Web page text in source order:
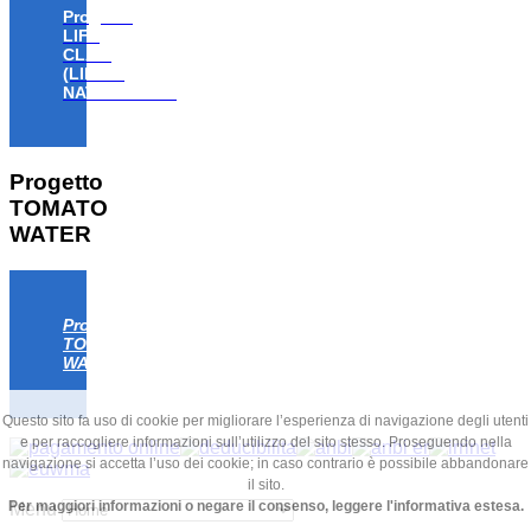
Progetto
LIFE
CLAW
(LIFE18
NAT/IT/000806)
Progetto
TOMATO
WATER
Progetto
TOMATO
WATER
Menu
Questo sito fa uso di cookie per migliorare l’esperienza di navigazione degli utenti
e per raccogliere informazioni sull’utilizzo del sito stesso. Proseguendo nella
navigazione si accetta l’uso dei cookie; in caso contrario è possibile abbandonare
il sito.
Per maggiori informazioni o negare il consenso, leggere l'informativa estesa.